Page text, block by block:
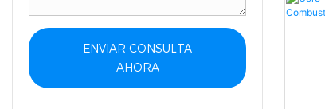
ENVIAR CONSULTA
AHORA